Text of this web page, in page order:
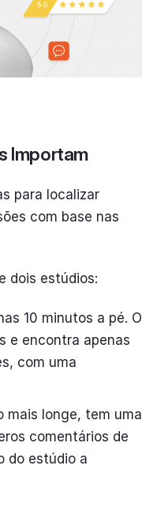
Importam
para localizar
com base nas
dois estúdios:
10 minutos a pé. O
e encontra apenas
com uma
mais longe, tem uma
comentários de
do estúdio a